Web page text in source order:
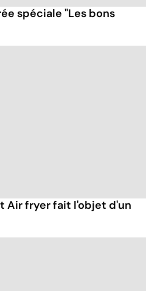
spéciale "Les bons
Air fryer fait l'objet d'un